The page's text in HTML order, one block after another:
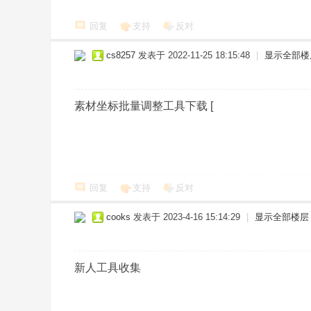
回复 支持 反对
cs8257 发表于 2022-11-25 18:15:48 显示全部
素材坐标批量调整工具下载 [
回复 支持 反对
cooks 发表于 2023-4-16 15:14:29 显示全部楼层
新人工具收集